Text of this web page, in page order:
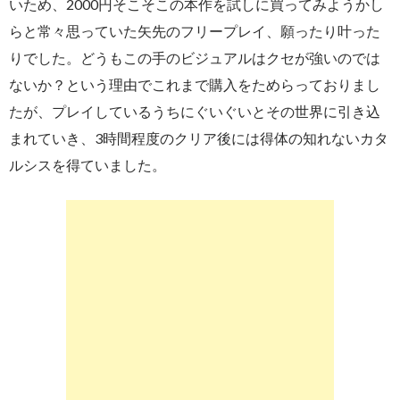
いため、2000円そこそこの本作を試しに買ってみようかし
らと常々思っていた矢先のフリープレイ、願ったり叶った
りでした。どうもこの手のビジュアルはクセが強いのでは
ないか？という理由でこれまで購入をためらっておりまし
たが、プレイしているうちにぐいぐいとその世界に引き込
まれていき、3時間程度のクリア後には得体の知れないカタ
ルシスを得ていました。